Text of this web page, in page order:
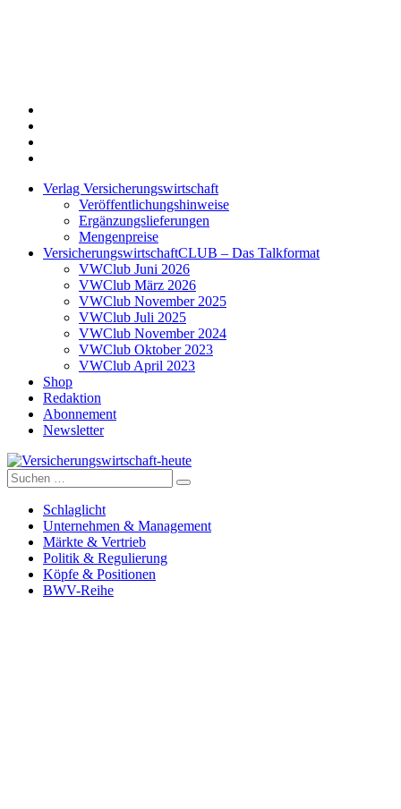
Verlag Versicherungswirtschaft
Veröffentlichungshinweise
Ergänzungslieferungen
Mengenpreise
VersicherungswirtschaftCLUB – Das Talkformat
VWClub Juni 2026
VWClub März 2026
VWClub November 2025
VWClub Juli 2025
VWClub November 2024
VWClub Oktober 2023
VWClub April 2023
Shop
Redaktion
Abonnement
Newsletter
Versicherungswirtschaft-heute
Suche
nach:
Schlaglicht
Unternehmen & Management
Märkte & Vertrieb
Politik & Regulierung
Köpfe & Positionen
BWV-Reihe